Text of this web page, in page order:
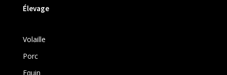
Élevage
Volaille
Porc
Equin